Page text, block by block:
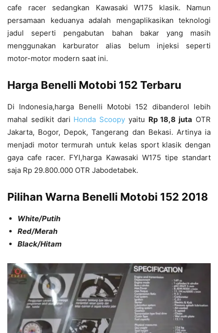
cafe racer sedangkan Kawasaki W175 klasik. Namun
persamaan keduanya adalah mengaplikasikan teknologi
jadul seperti pengabutan bahan bakar yang masih
menggunakan karburator alias belum injeksi seperti
motor-motor modern saat ini.
Harga Benelli Motobi 152 Terbaru
Di Indonesia,harga Benelli Motobi 152 dibanderol lebih
mahal sedikit dari Honda Scoopy yaitu Rp 18,8 juta OTR
Jakarta, Bogor, Depok, Tangerang dan Bekasi. Artinya ia
menjadi motor termurah untuk kelas sport klasik dengan
gaya cafe racer. FYI,harga Kawasaki W175 tipe standart
saja Rp 29.800.000 OTR Jabodetabek.
Pilihan Warna Benelli Motobi 152 2018
White/Putih
Red/Merah
Black/Hitam